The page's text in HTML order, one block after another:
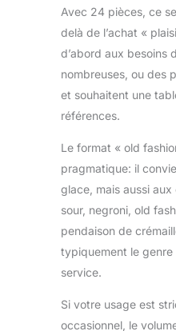
Avec 24 pièces, ce
delà de l’achat «
d’abord aux besoins
nombreuses, ou des
et souhaitent une
références.
Le format « old
pragmatique: il
glace, mais aussi
sour, negroni, old
pendaison de
typiquement le
service.
Si votre usage est
occasionnel, le